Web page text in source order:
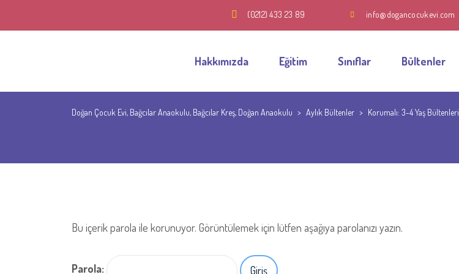
(0212) 433 23 89 info@dogancocukevi.com
Hakkımızda Eğitim Sınıflar Bültenler
Doğan Çocuk Evi, Bağcılar Anaokulu, Bağcılar Kreş, Doğan Anaokulu > Aylık Bültenler > Korumalı: 3-4 Yaş Bültenleri
Bu içerik parola ile korunuyor. Görüntülemek için lütfen aşağıya parolanızı yazın.
Parola: